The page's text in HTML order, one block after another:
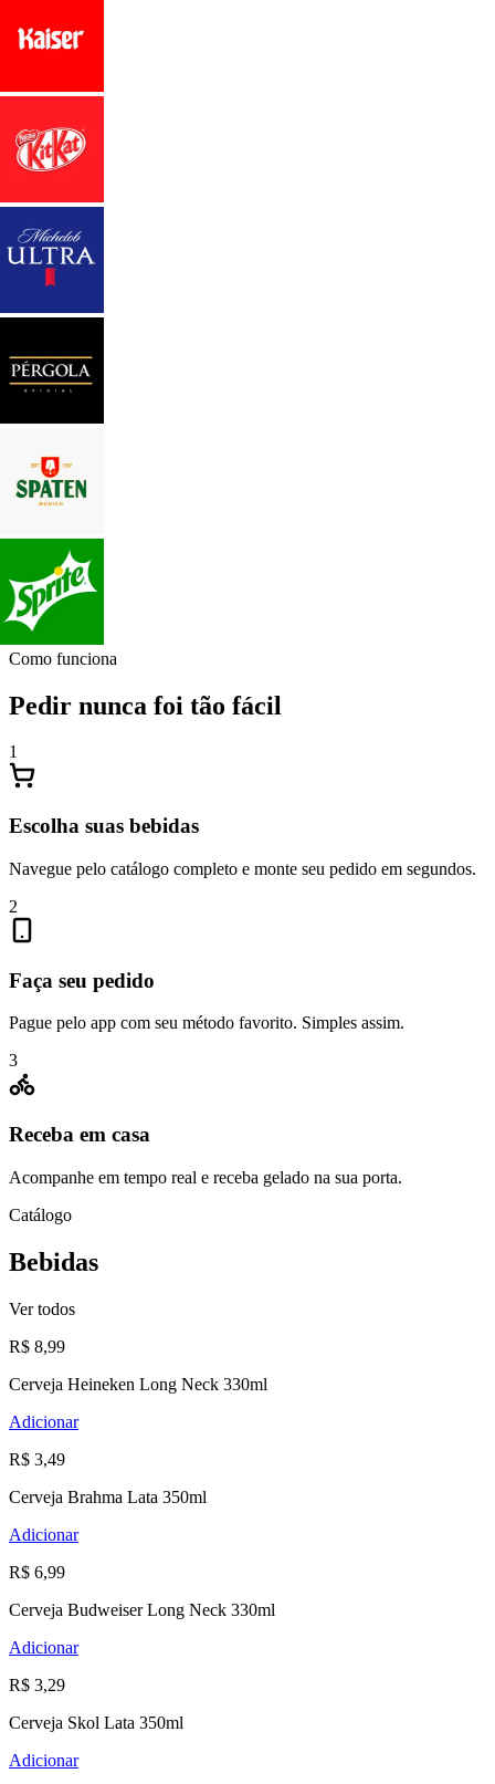
Como funciona
Pedir nunca foi tão fácil
1
Escolha suas bebidas
Navegue pelo catálogo completo e monte seu pedido em segundos.
2
Faça seu pedido
Pague pelo app com seu método favorito. Simples assim.
3
Receba em casa
Acompanhe em tempo real e receba gelado na sua porta.
Catálogo
Bebidas
Ver todos
R$ 8,99
Cerveja Heineken Long Neck 330ml
Adicionar
R$ 3,49
Cerveja Brahma Lata 350ml
Adicionar
R$ 6,99
Cerveja Budweiser Long Neck 330ml
Adicionar
R$ 3,29
Cerveja Skol Lata 350ml
Adicionar